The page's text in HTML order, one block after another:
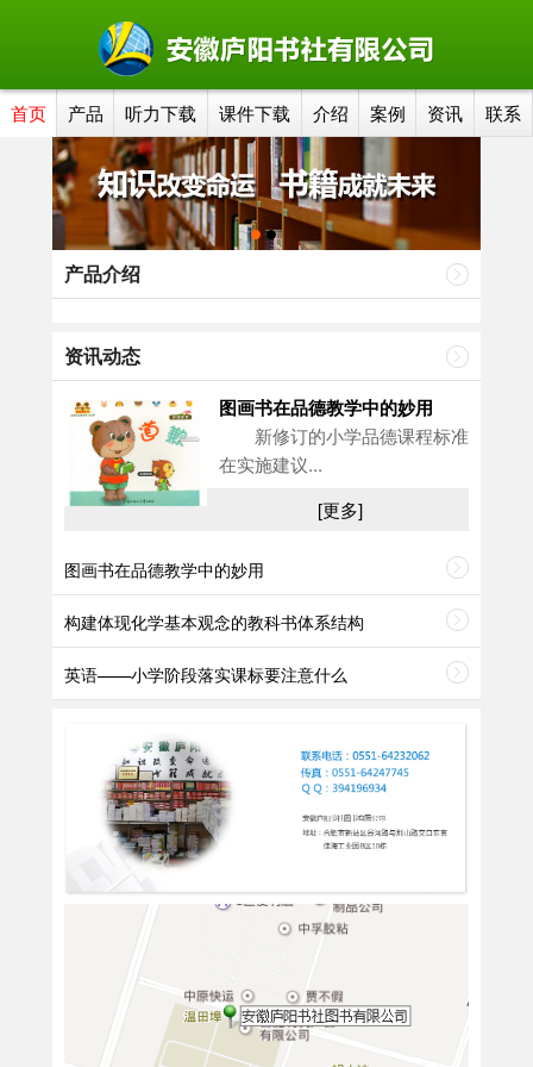
首页 产品 听力下载 课件下载 介绍 案例 资讯 联系
产品介绍
资讯动态
图画书在品德教学中的妙用
新修订的小学品德课程标准
在实施建议...
[更多]
图画书在品德教学中的妙用
构建体现化学基本观念的教科书体系结构
英语——小学阶段落实课标要注意什么